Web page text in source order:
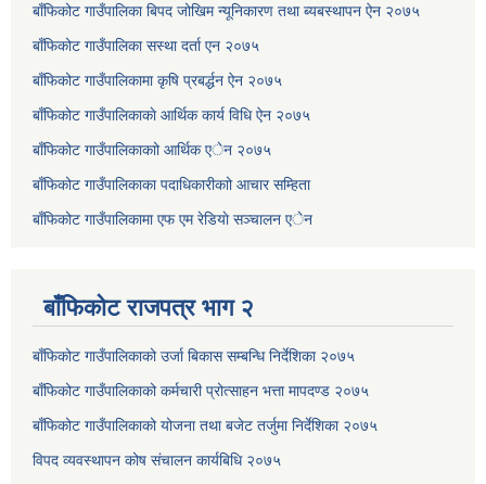
बाँफिकोट गाउँपालिका बिपद जोखिम न्यूनिकारण तथा ब्यबस्थापन ऐन २०७५
बाँफिकोट गाउँपालिका सस्था दर्ता एन २०७५
बाँफिकोट गाउँपालिकामा कृषि प्रबर्द्धन ऐन २०७५
बाँफिकोट गाउँपालिकाकाे आर्थिक कार्य विधि ऐन २०७५
बाँफिकोट गाउँपालिकाकाो आर्थिक एेन २०७५
बाँफिकोट गाउँपालिकाका पदाधिकारीकाो आचार सम्हिता
बाँफिकोट गाउँपालिकामा एफ एम रेडियाे सञ्चालन एेन
बाँफिकोट राजपत्र भाग २
बाँफिकोट गाउँपालिकाको उर्जा बिकास सम्बन्धि निर्देशिका २०७५
बाँफिकोट गाउँपालिकाको कर्मचारी प्रोत्साहन भत्ता मापदण्ड २०७५
बाँफिकोट गाउँपालिकाको योजना तथा बजेट तर्जुमा निर्देशिका २०७५
विपद व्यवस्थापन कोष संचालन कार्यबिधि २०७५